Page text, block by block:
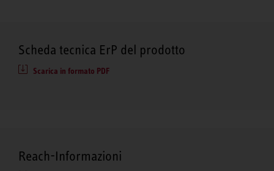
Scheda tecnica ErP del prodotto
Scarica in formato PDF
Reach-Informazioni